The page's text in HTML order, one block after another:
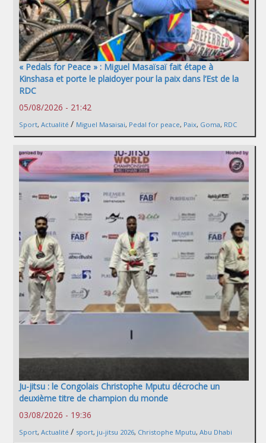
« Pedals for Peace » : Miguel Masaïsaï fait étape à
Kinshasa et porte le plaidoyer pour la paix dans l’Est de la
RDC
05/08/2026 - 21:42
Sport, Actualité / Miguel Masaisai, Pedal for peace, Paix, Goma, RDC
Ju-jitsu : le Congolais Christophe Mputu décroche un
deuxième titre de champion du monde
03/08/2026 - 19:36
Sport, Actualité / sport, ju-jitsu 2026, Christophe Mputu, Abu Dhabi